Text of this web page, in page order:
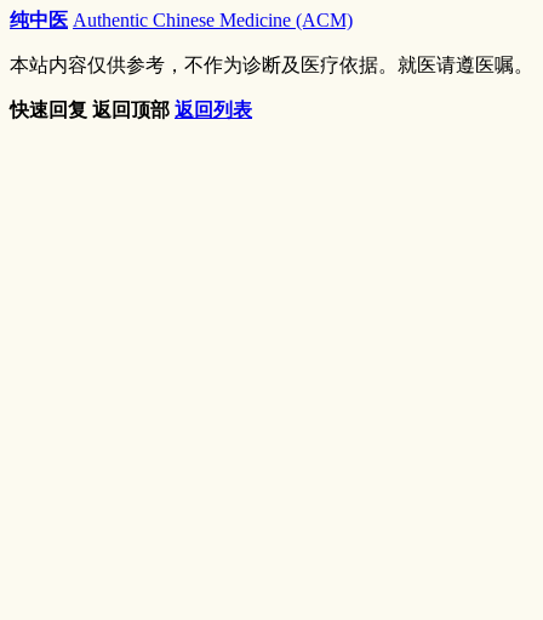
纯中医 Authentic Chinese Medicine (ACM)
本站内容仅供参考，不作为诊断及医疗依据。就医请遵医嘱。
快速回复 返回顶部 返回列表